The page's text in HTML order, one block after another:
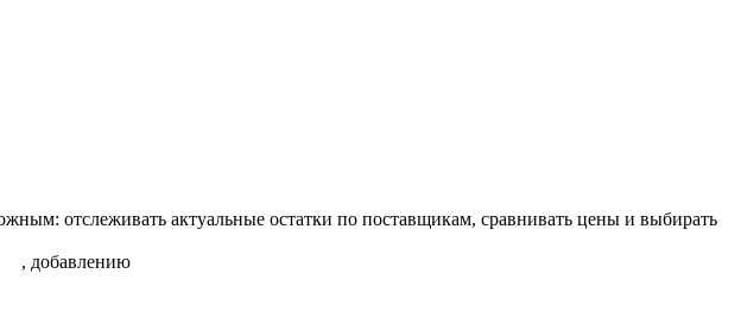
отслеживать актуальные остатки по поставщикам, сравнивать цены и выбирать
, добавлению